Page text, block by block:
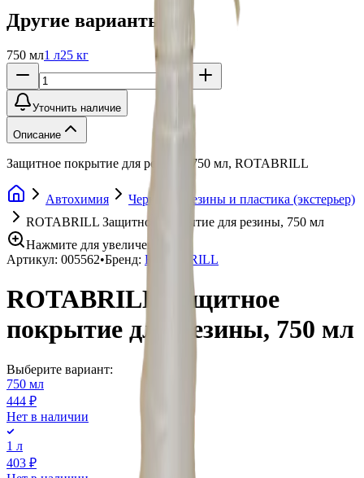
Другие варианты:
750 мл1 л25 кг
Уточнить наличие
Описание
Защитное покрытие для резины, 750 мл, ROTABRILL
Автохимия
Чернение резины и пластика (экстерьер)
ROTABRILL Защитное покрытие для резины, 750 мл
Нажмите для увеличения
Артикул: 005562•Бренд: ROTABRILL
ROTABRILL Защитное
покрытие для резины, 750 мл
Выберите вариант:
750 мл
444 ₽
Нет в наличии
1 л
403 ₽